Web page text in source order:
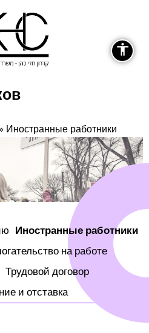
Fonts
font
Contrast
brightness_high
Иностранные работники
Иностранные работники
на работе
Трудовой договор
и отставка